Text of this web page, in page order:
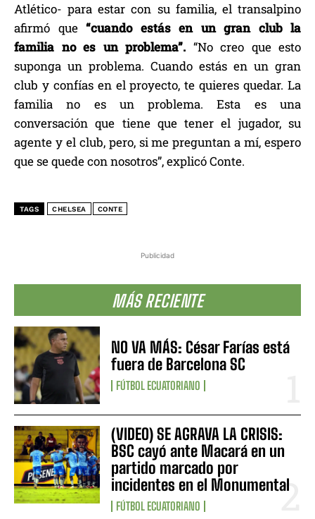
Publicidad
MÁS RECIENTE
NO VA MÁS: César Farías está
fuera de Barcelona SC
FÚTBOL ECUATORIANO
(VIDEO) SE AGRAVA LA CRISIS:
BSC cayó ante Macará en un
partido marcado por
incidentes en el Monumental
FÚTBOL ECUATORIANO
Atlético- para estar con su familia, el transalpino
afirmó que “cuando estás en un gran club la
familia no es un problema”. “No creo que esto
suponga un problema. Cuando estás en un gran
club y confías en el proyecto, te quieres quedar. La
familia no es un problema. Esta es una
conversación que tiene que tener el jugador, su
agente y el club, pero, si me preguntan a mí, espero
que se quede con nosotros”, explicó Conte.
TAGS CHELSEA CONTE